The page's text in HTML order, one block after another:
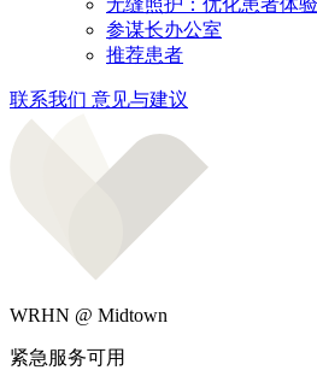
参谋长办公室
推荐患者
联系我们 意见与建议
WRHN @ Midtown
紧急服务可用